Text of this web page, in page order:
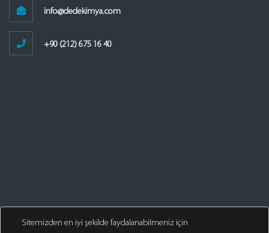
info@dedekimya.com
+90 (212) 675 16 40
Sitemizden en iyi şekilde faydalanabilmeniz için